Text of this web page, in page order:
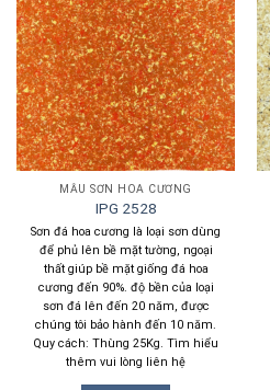
MẪU SƠN HOA CƯƠNG
IPG 2528
Sơn đá hoa cương là loại sơn dùng
để phủ lên bề mặt tường, ngoại
thất giúp bề mặt giống đá hoa
cương đến 90%. độ bền của loại
sơn đá lên đến 20 năm, được
chúng tôi bảo hành đến 10 năm.
Quy cách: Thùng 25Kg. Tìm hiểu
thêm vui lòng liên hệ